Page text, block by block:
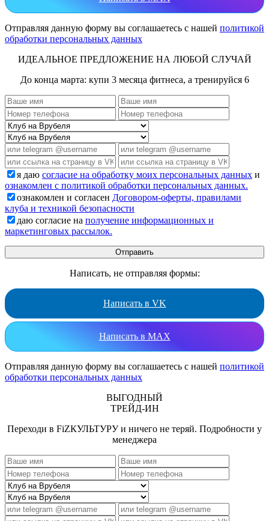
Отправляя данную форму вы соглашаетесь с нашей политикой
обработки персональных данных
ИДЕАЛЬНОЕ ПРЕДЛОЖЕНИЕ НА ЛЮБОЙ СЛУЧАЙ
До конца марта: купи 3 месяца фитнеса, а тренируйся 6
я даю согласие на обработку моих персональных данных и
ознакомлен с политикой обработки персональных данных.
ознакомлен и согласен Договором-оферты, правилами
клуба и техникой безопасности
даю согласие на получение информационных и
маркетинговых рассылок.
Написать, не отправляя формы:
Написать в VK
Написать в MAX
Отправляя данную форму вы соглашаетесь с нашей политикой
обработки персональных данных
ВЫГОДНЫЙ
ТРЕЙД-ИН
Переходи в FiZКУЛЬТУРУ и ничего не теряй. Подробности у
менеджера